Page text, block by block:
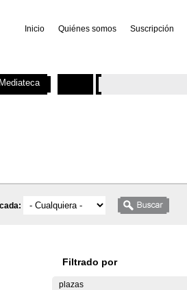
Inicio Quiénes somos Suscripción
Filtrado por
plazas
Mediateca